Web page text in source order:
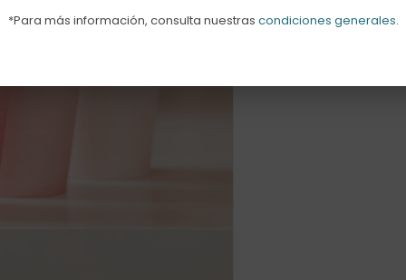
*Para más información, consulta nuestras condiciones generales.